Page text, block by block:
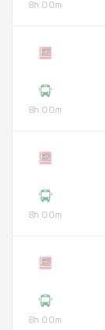
8h 00m
8h 00m
8h 00m
8h 00m